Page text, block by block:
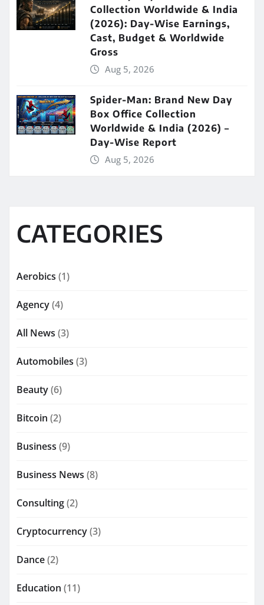
Collection Worldwide & India
(2026): Day-Wise Earnings,
Cast, Budget & Worldwide
Gross
Aug 5, 2026
Spider-Man: Brand New Day
Box Office Collection
Worldwide & India (2026) –
Day-Wise Report
Aug 5, 2026
CATEGORIES
Aerobics (1)
Agency(4)
All News (3)
Automobiles (3)
Beauty(6)
Bitcoin (2)
Business (9)
Business News (8)
Consulting(2)
Cryptocurrency(3)
Dance(2)
Education (11)